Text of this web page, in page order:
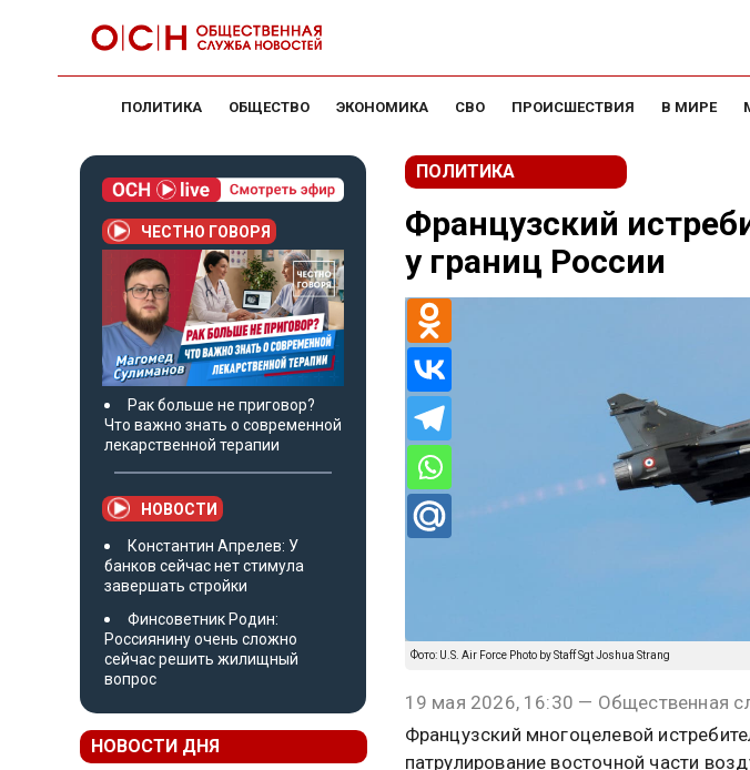
ПОЛИТИКА ОБЩЕСТВО ЭКОНОМИКА СВО ПРОИСШЕСТВИЯ В МИРЕ
ЧЕСТНО ГОВОРЯ
Рак больше не приговор?
Что важно знать о современной
лекарственной терапии
НОВОСТИ
Константин Апрелев: У
банков сейчас нет стимула
завершать стройки
Финсоветник Родин:
Россиянину очень сложно
сейчас решить жилищный
вопрос
НОВОСТИ ДНЯ
ПОЛИТИКА
Французский
у границ России
Фото: U.S. Air Force Photo by Staff Sgt Joshua Strang
19 мая 2026, 16:30 — Общественная
Французский многоцелевой
патрулирование восточной части